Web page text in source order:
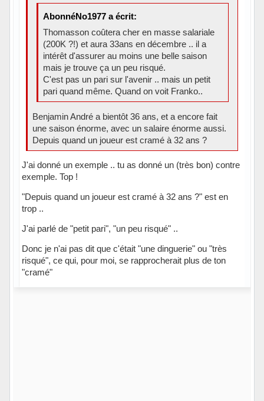
AbonnéNo1977 a écrit:
Thomasson coûtera cher en masse salariale
(200K ?!) et aura 33ans en décembre .. il a
intérêt d'assurer au moins une belle saison
mais je trouve ça un peu risqué.
C'est pas un pari sur l'avenir .. mais un petit
pari quand même. Quand on voit Franko..
Benjamin André a bientôt 36 ans, et a encore fait
une saison énorme, avec un salaire énorme aussi.
Depuis quand un joueur est cramé à 32 ans ?
J'ai donné un exemple .. tu as donné un (très bon) contre
exemple. Top !
"Depuis quand un joueur est cramé à 32 ans ?" est en
trop ..
J'ai parlé de "petit pari", "un peu risqué" ..
Donc je n'ai pas dit que c'était "une dinguerie" ou "très
risqué", ce qui, pour moi, se rapprocherait plus de ton
"cramé"